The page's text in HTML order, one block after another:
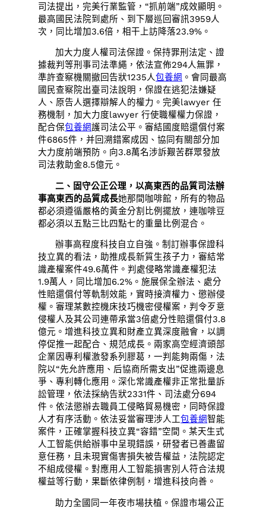
司法提出，完美行業監管，“抓前端”成效顯明。
最高國民法院到處所、到下層巡回審訊3959人
次，同比增加3.6倍，相干上訪降落23.9%。
加大力度人權司法保證。保持罪刑法定、證
據裁判等刑事司法準繩，依法宣佈294人無罪，
準許查察機關撤回告狀1235人包養網 。會同最高
國民查察院出臺司法說明，保證在逃犯法嫌疑
人、原告人選擇辯解人的權力。完美lawyer 任
務機制，加大力度lawyer 行使職權權力保證，
配合保包養網護司法公平。審結國度賠還償付案
件6865件，并回溯錯案成因、協同有關部分加
大力度前端預防。向3.8萬名涉訴艱苦群眾發放
司法救助金8.5億元。
二、固守公正公理，以高東西的品質司法辦
事高東西的品質成長她那間咖啡館，所有的物品
都必須遵循嚴格的黃金分割比例擺放，連咖啡豆
都必須以五點三比四點七的重量比例混合。
辦事高程度科技自立自強。制訂辦事保證科
技立異的看法，助推成長新質生孩子力，審結常
識產權案件49.6萬件。判處侵略常識產權犯法
1.9萬人，同比增加6.2%。施展保全辦法、處分
性賠還償付等軌制效能，實時接濟權力、懲辦侵
權。審理某數控機床技巧機密侵權案，判令歹意
侵權人及其公司連帶承當3倍處分性賠還償付3.8
億元。增進科技立異和財產立異深度融會，以調
停促推一起配合、規范成長。兩家高空經濟頭部
企業因專利權激發系列膠葛，一判能夠兩傷，法
院以“先允許應用、后協商所需支出”促進兩邊息
爭、專利轉化應用。深化常識產權非正常批量訴
訟管理，依法採納告狀2331件、司法處分694
件。依法懲辦去職員工侵略貿易機密，同時保證
人才有序活動。依法妥當審理涉人工包養網智能
案件，正確掌握科技立異“容錯”空間。某天生式
人工智能供給辦事中呈現錯誤，研發者已善盡留
意任務，且未現實傷害損失被告權益，法院認定
不組成侵權。對應用人工智能損害別人符合法規
權益等行動，果斷依律例制，增進科技向善。
助力全國同一年夜市場扶植。保證市場公正